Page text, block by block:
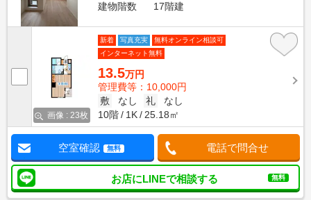
建物階数
17階建
画像 : 23枚
新着 写真充実
無料オンライン相談可
インターネット無料
13.5万円
管理費等：10,000円
敷
なし 礼
なし
10階
1K 25.18㎡
空室確認 無料 電話で問合せ
お店にLINEで相談する 無料